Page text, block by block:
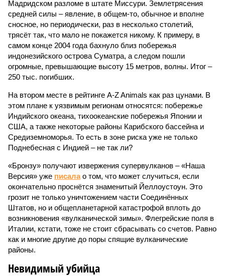
Мадридском разломе в штате Миссури. Землетрясения
средней силы – явление, в общем-то, обычное и вполне
сносное, но периодически, раз в несколько столетий,
трясёт так, что мало не покажется никому. К примеру, в
самом конце 2004 года бахнуло близ побережья
индонезийского острова Суматра, а следом пошли
огромные, превышающие высоту 15 метров, волны. Итог –
250 тыс. погибших.
На втором месте в рейтинге A-Z Animals как раз цунами. В
этом плане к уязвимым регионам относятся: побережье
Индийского океана, тихо­океанские побережья Японии и
США, а также некоторые районы Карибского бассейна и
Средиземноморья. То есть в зоне риска уже не только
Поднебесная с Индией – не так ли?
«Бронзу» получают извержения супервулканов – «Наша
Версия» уже писалао том, что может случиться, если
окончательно проснётся знаменитый Йеллоустоун. Это
грозит не только уничтожением части Соединённых
Штатов, но и общепланетарной катастрофой вплоть до
возникновения «вулканической зимы». Флегрейские поля в
Италии, кстати, тоже не стоит сбрасывать со счетов. Равно
как и многие другие до поры спящие вулканические
районы.
Невидимый убийца